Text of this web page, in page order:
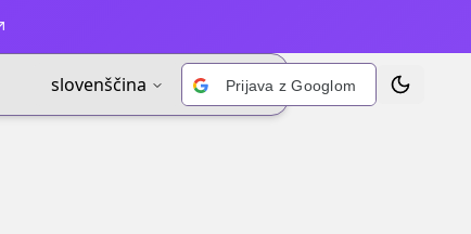
slovenščina Prijava z Googlom Prekliči